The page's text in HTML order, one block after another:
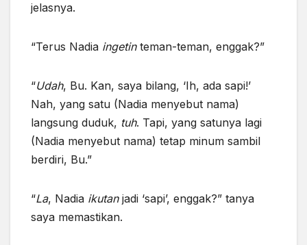
jelasnya.
“Terus Nadia ingetinteman-teman, enggak?”
“Udah, Bu. Kan, saya bilang, ‘Ih, ada sapi!’
Nah, yang satu (Nadia menyebut nama)
langsung duduk, tuh. Tapi, yang satunya lagi
(Nadia menyebut nama) tetap minum sambil
berdiri, Bu.”
“La, Nadia ikutanjadi ‘sapi’, enggak?” tanya
saya memastikan.